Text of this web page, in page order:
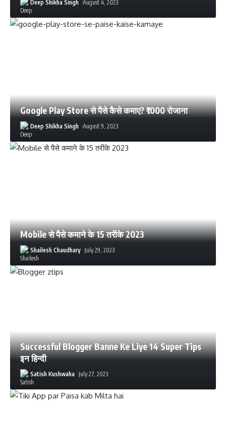
Deep Shikha Singh August 4, 2023
Google Play Store से पैसे कैसे कमाए? ₹1000 रोजाना
Deep Shikha Singh August 9, 2023
Mobile से पैसे कमाने के 15 तरीके 2023
Shailesh Chaudhary July 29, 2023
Successful Blogger Banne Ke Liye 14 Super Tips
इन हिन्दी
Satish Kushwaha July 27, 2023